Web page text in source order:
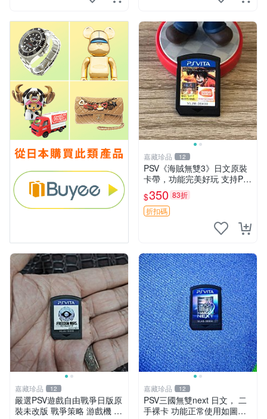
嘉藏珍品 12
PSV《海賊無雙3》日文原裝
卡帶，功能完美好玩 支持PS
V主機 海賊戰記 PSV遊戲卡
帶
$350 83折
折扣碼
嘉藏珍品 12
嚴選PSV遊戲自由戰爭日版原
裝未改版 戰爭策略 游戲機 遊
嘉藏珍品 12
PSV三國無雙next 日文， 二
手裸卡 功能正常使用如圖所